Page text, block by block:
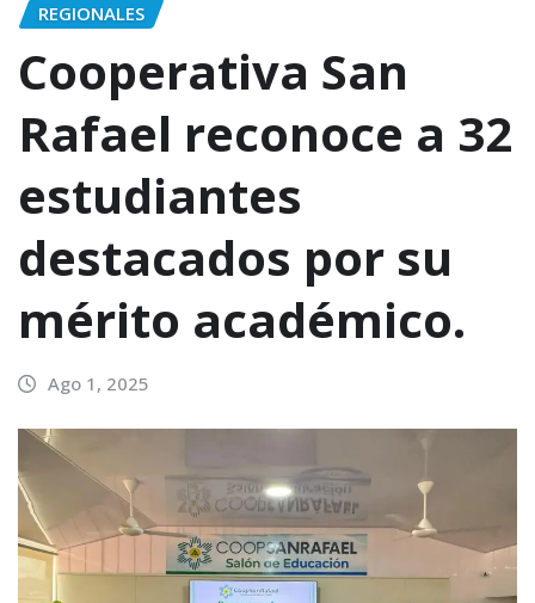
REGIONALES
Cooperativa San
Rafael reconoce a 32
estudiantes
destacados por su
mérito académico.
Ago 1, 2025